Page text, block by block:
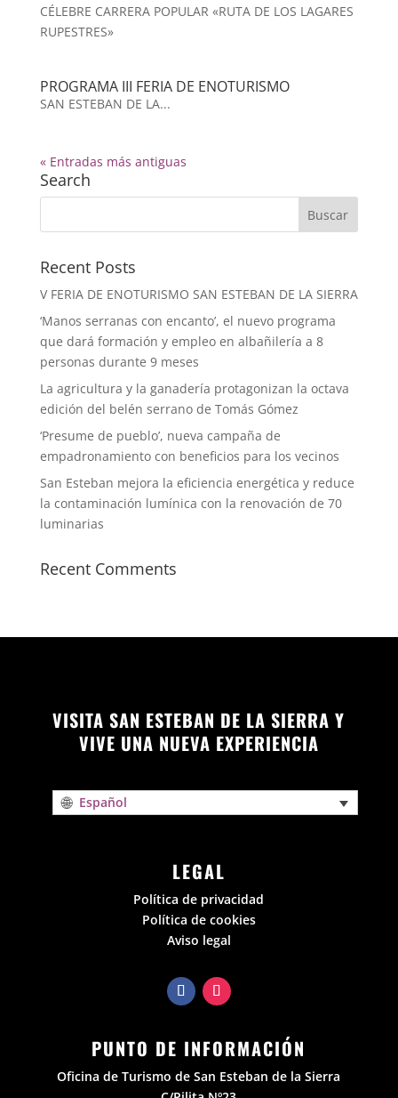
CÉLEBRE CARRERA POPULAR «RUTA DE LOS LAGARES
RUPESTRES»
PROGRAMA III FERIA DE ENOTURISMO
SAN ESTEBAN DE LA...
« Entradas más antiguas
Search
Recent Posts
V FERIA DE ENOTURISMO SAN ESTEBAN DE LA SIERRA
‘Manos serranas con encanto’, el nuevo programa
que dará formación y empleo en albañilería a 8
personas durante 9 meses
La agricultura y la ganadería protagonizan la octava
edición del belén serrano de Tomás Gómez
‘Presume de pueblo’, nueva campaña de
empadronamiento con beneficios para los vecinos
San Esteban mejora la eficiencia energética y reduce
la contaminación lumínica con la renovación de 70
luminarias
Recent Comments
VISITA SAN ESTEBAN DE LA SIERRA Y
VIVE UNA NUEVA EXPERIENCIA
Español
LEGAL
Política de privacidad
Política de cookies
Aviso legal
PUNTO DE INFORMACIÓN
Oficina de Turismo de San Esteban de la Sierra